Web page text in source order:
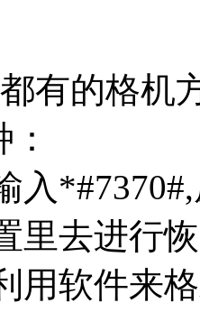
有的格机
入
里去进行
用软件来